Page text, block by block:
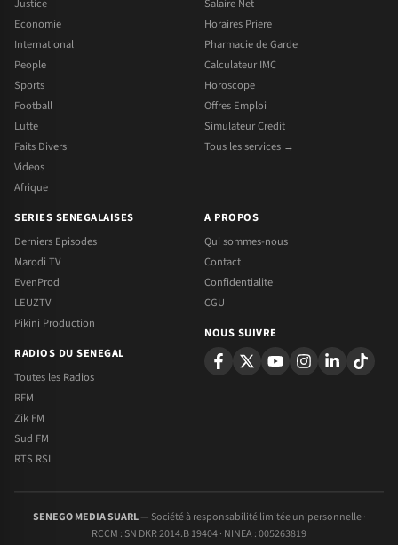
Justice
Economie
International
People
Sports
Football
Lutte
Faits Divers
Videos
Afrique
Salaire Net
Horaires Priere
Pharmacie de Garde
Calculateur IMC
Horoscope
Offres Emploi
Simulateur Credit
Tous les services →
SERIES SENEGALAISES
Derniers Episodes
Marodi TV
EvenProd
LEUZTV
Pikini Production
RADIOS DU SENEGAL
Toutes les Radios
RFM
Zik FM
Sud FM
RTS RSI
A PROPOS
Qui sommes-nous
Contact
Confidentialite
CGU
NOUS SUIVRE
SENEGO MEDIA SUARL— Société à responsabilité limitée unipersonnelle ·
RCCM : SN DKR 2014.B 19404 · NINEA : 005263819